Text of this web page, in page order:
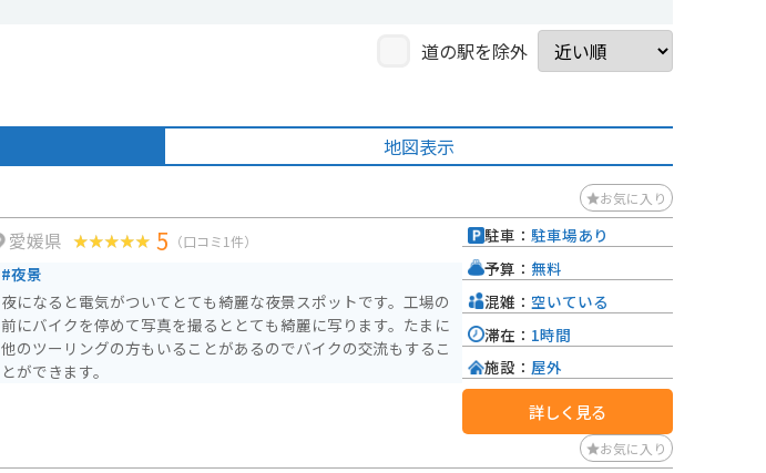
道の駅を除外
地図表示
お気に入り
愛媛県 5 （口コミ1件）
#夜景
夜になると電気がついてとても綺麗な夜景スポットです。工場の
前にバイクを停めて写真を撮るととても綺麗に写ります。たまに
他のツーリングの方もいることがあるのでバイクの交流もするこ
とができます。
駐車： 駐車場あり
予算： 無料
混雑： 空いている
滞在： 1時間
施設： 屋外
詳しく見る
お気に入り